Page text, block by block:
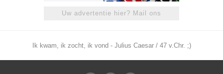
Uw advertentie hier? Mail ons
Ik kwam, ik zocht, ik vond - Julius Caesar / 47 v.Chr. ;)